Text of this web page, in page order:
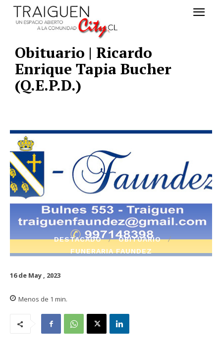
Obituario | Ricardo
Enrique Tapia Bucher
(Q.E.P.D.)
DESTACADO
OBITUARIO
FUNERARIA FAUNDEZ
16 de May , 2023
Menos de 1 min.